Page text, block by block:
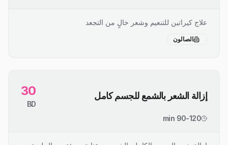
علاج كيراتين للتنعيم وشعر خالٍ من التجعد
الصالون
إزالة الشعر بالشمع للجسم كامل 30
BD
90-120 min